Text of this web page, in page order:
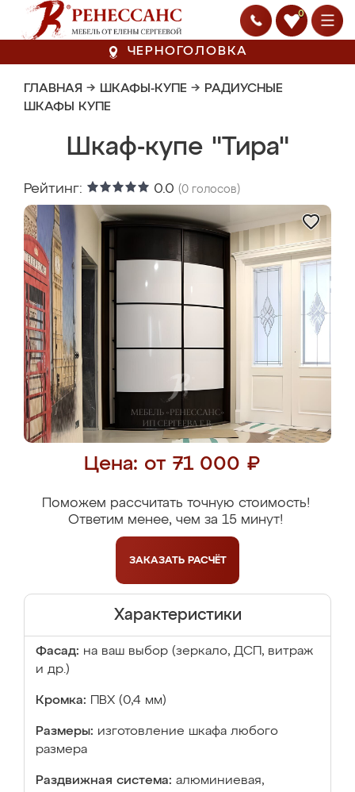
0
ЧЕРНОГОЛОВКА
ГЛАВНАЯ → ШКАФЫ-КУПЕ → РАДИУСНЫЕ
ШКАФЫ КУПЕ
Шкаф-купе "Тира"
Рейтинг: 0.0 (0 голосов)
Цена: от 71 000 ₽
Поможем рассчитать точную стоимость!
Ответим менее, чем за 15 минут!
ЗАКАЗАТЬ РАСЧЁТ
Характеристики
Фасад: на ваш выбор (зеркало, ДСП, витраж
и др.)
Кромка: ПВХ (0,4 мм)
Размеры: изготовление шкафа любого
размера
Раздвижная система: алюминиевая,